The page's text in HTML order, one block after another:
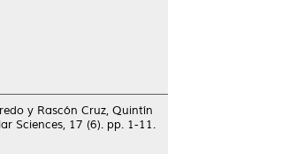
y Rascón Cruz, Quintín
Sciences, 17 (6). pp. 1-11.